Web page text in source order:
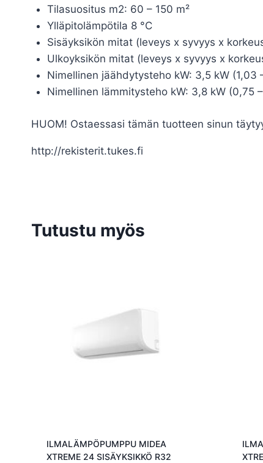
Tilasuositus m2: 60 – 150 m²
Ylläpitolämpötila 8 °C
Sisäyksikön mitat (leveys x syvyys x
Ulkoyksikön mitat (leveys x syvyys x
Nimellinen jäähdytysteho kW: 3,5 kW (1,03
Nimellinen lämmitysteho kW: 3,8 kW (0,75 –
HUOM! Ostaessasi tämän tuotteen sinun
http://rekisterit.tukes.fi
Tutustu myös
ILMALÄMPÖPUMPPU MIDEA
XTREME 24 SISÄYKSIKKÖ R32